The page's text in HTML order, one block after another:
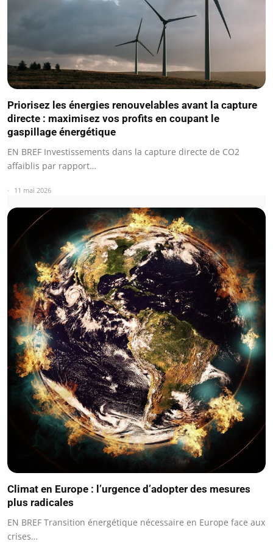
Priorisez les énergies renouvelables avant la capture
directe : maximisez vos profits en coupant le
gaspillage énergétique
EN BREF Investissements dans la capture directe de CO2
affaiblis par rapport…
11 mai 2026
Climat en Europe : l’urgence d’adopter des mesures
plus radicales
EN BREF Transition énergétique nécessaire en Europe face aux
crises…